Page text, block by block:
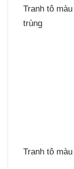
Tranh tô
trùng
Tranh tô